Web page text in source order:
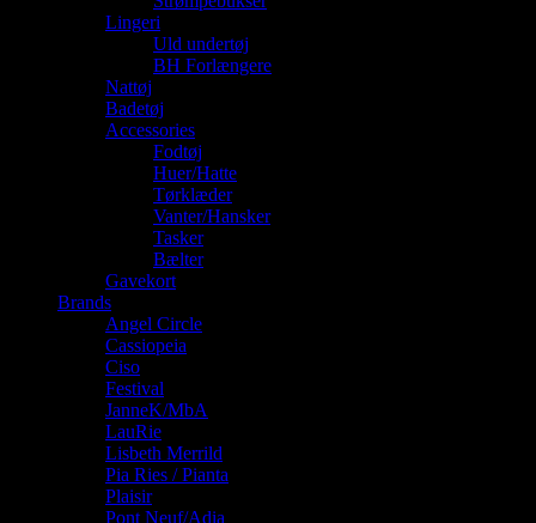
Lingeri
Uld undertøj
BH Forlængere
Nattøj
Badetøj
Accessories
Fodtøj
Huer/Hatte
Tørklæder
Vanter/Hansker
Tasker
Bælter
Gavekort
Brands
Angel Circle
Cassiopeia
Ciso
Festival
JanneK/MbA
LauRie
Lisbeth Merrild
Pia Ries / Pianta
Plaisir
Pont Neuf/Adia